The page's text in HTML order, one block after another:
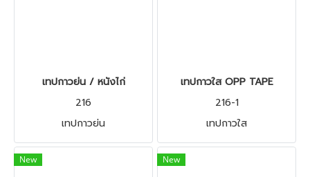
เทปกาวย่น / หนังไก่
216
เทปกาวย่น
เทปกาวใส OPP TAPE
216-1
เทปกาวใส
New New